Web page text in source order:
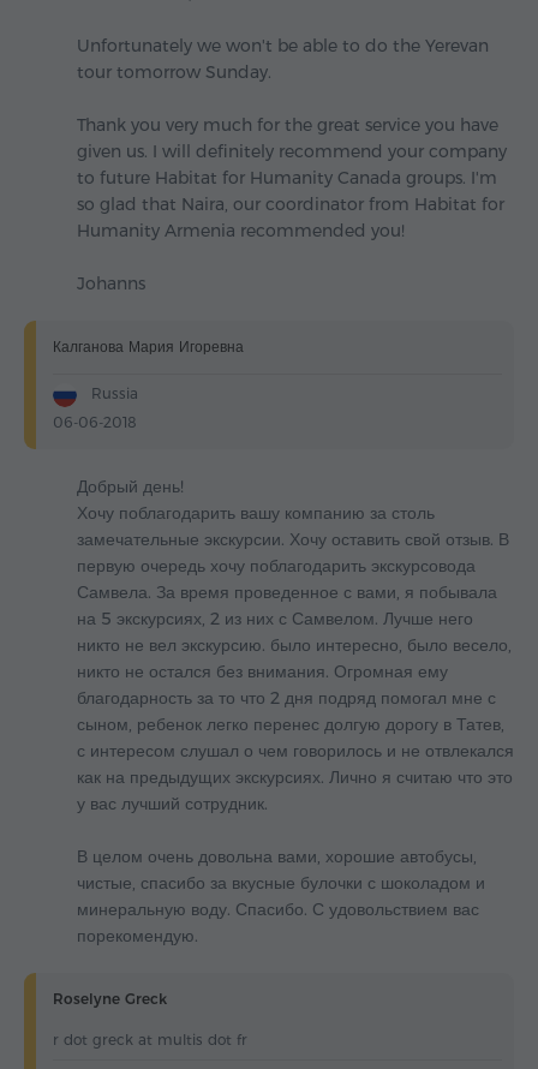
Unfortunately we won't be able to do the Yerevan
tour tomorrow Sunday.
Thank you very much for the great service you have
given us. I will definitely recommend your company
to future Habitat for Humanity Canada groups. I'm
so glad that Naira, our coordinator from Habitat for
Humanity Armenia recommended you!
Johanns
Калганова Мария Игоревна
Russia
06-06-2018
Добрый день!
Хочу поблагодарить вашу компанию за столь
замечательные экскурсии. Хочу оставить свой отзыв. В
первую очередь хочу поблагодарить экскурсовода
Самвела. За время проведенное с вами, я побывала
на 5 экскурсиях, 2 из них с Самвелом. Лучше него
никто не вел экскурсию. было интересно, было весело,
никто не остался без внимания. Огромная ему
благодарность за то что 2 дня подряд помогал мне с
сыном, ребенок легко перенес долгую дорогу в Татев,
с интересом слушал о чем говорилось и не отвлекался
как на предыдущих экскурсиях. Лично я считаю что это
у вас лучший сотрудник.
В целом очень довольна вами, хорошие автобусы,
чистые, спасибо за вкусные булочки с шоколадом и
минеральную воду. Спасибо. С удовольствием вас
порекомендую.
Roselyne Greck
r dot greck at multis dot fr